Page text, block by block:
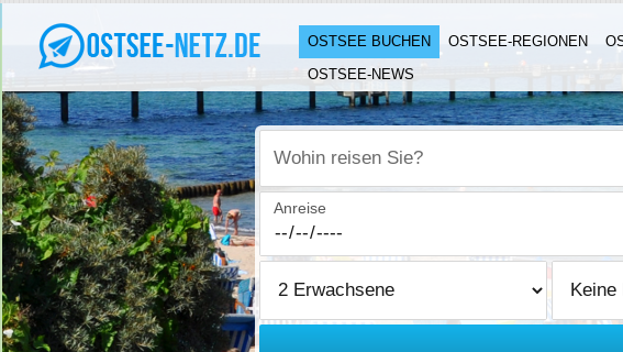
OSTSEE BUCHEN OSTSEE-REGIONEN
OSTSEE-NEWS
Wohin reisen Sie?
Anreise